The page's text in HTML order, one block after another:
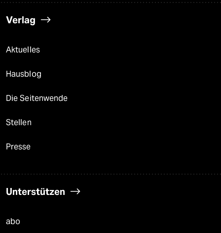
Verlag
Aktuelles
Hausblog
Die Seitenwende
Stellen
Presse
Unterstützen
abo